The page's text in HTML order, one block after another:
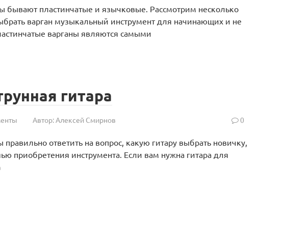
бывают пластинчатые и язычковые. Рассмотрим несколько
варган музыкальный инструмент для начинающих и не
варганы являются самыми
гитара
Автор:Алексей Смирнов 0
ответить на вопрос, какую гитару выбрать новичку,
приобретения инструмента. Если вам нужна гитара для